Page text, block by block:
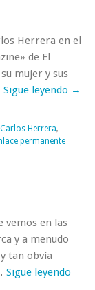
Herrera en el
de El
mujer y sus
Sigue leyendo →
Carlos Herrera,
permanente
vemos en las
y a menudo
tan obvia
Sigue leyendo